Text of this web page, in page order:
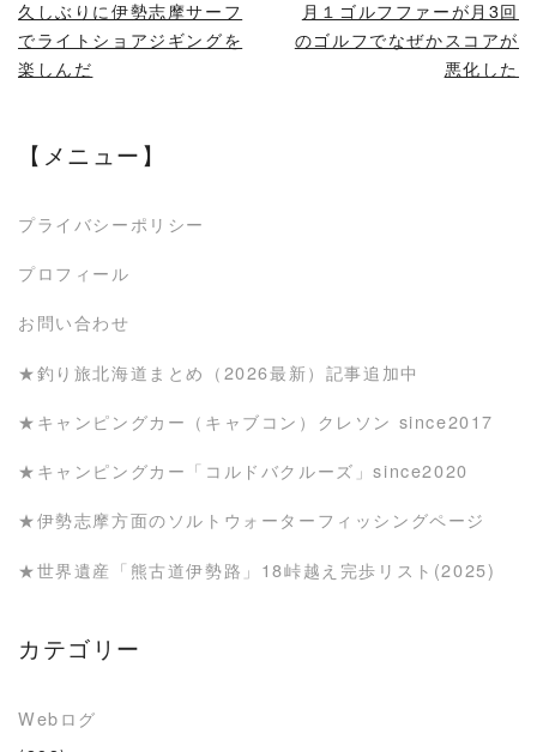
久しぶりに伊勢志摩サーフ
でライトショアジギングを
楽しんだ
月１ゴルフファーが月3回
のゴルフでなぜかスコアが
悪化した
【メニュー】
プライバシーポリシー
プロフィール
お問い合わせ
★釣り旅北海道まとめ（2026最新）記事追加中
★キャンピングカー（キャブコン）クレソン since2017
★キャンピングカー「コルドバクルーズ」since2020
★伊勢志摩方面のソルトウォーターフィッシングページ
★世界遺産「熊古道伊勢路」18峠越え完歩リスト(2025)
カテゴリー
Webログ